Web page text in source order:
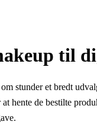
til
stunder et bredt
hente de bestilte